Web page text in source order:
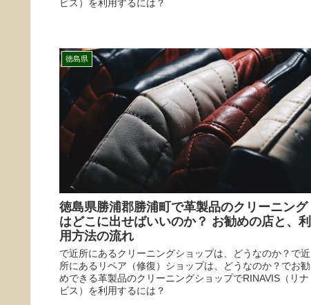
ビス）を利用するには？
徳島県
徳島県勝浦郡勝浦町で革製品のクリーニング
はどこに出せばいいのか？ お勧めの店と、利
用方法の流れ
で近所にあるクリーニングショップは、どうなのか？で近
所にあるリペア（修復）ショップは、どうなのか？でお勧
めできる革製品のクリーニングショップでRINAVIS（リナ
ビス）を利用するには？